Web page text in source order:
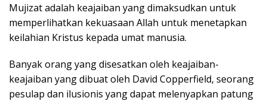
Mujizat adalah keajaiban yang dimaksudkan untuk
memperlihatkan kekuasaan Allah untuk menetapkan
keilahian Kristus kepada umat manusia.
Banyak orang yang disesatkan oleh keajaiban-
keajaiban yang dibuat oleh David Copperfield, seorang
pesulap dan ilusionis yang dapat melenyapkan patung